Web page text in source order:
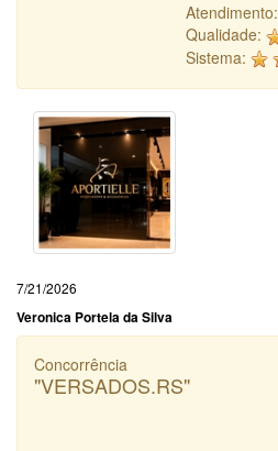
Atendimento:
Qualidade:
Sistema:
7/21/2026
Veronica Portela da Silva
Concorrência
"VERSADOS.RS"